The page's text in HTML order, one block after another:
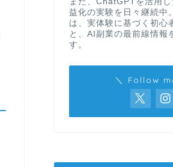
益化の実験を日々継続中
は、実体験に基づく初心
と、AI副業の最前線情報
す。
＼ Follow